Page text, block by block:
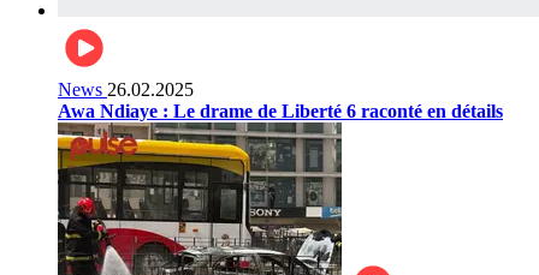
News 26.02.2025
Awa Ndiaye : Le drame de Liberté 6 raconté en détails